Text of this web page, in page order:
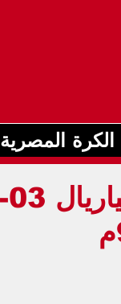
الكرة المصرية